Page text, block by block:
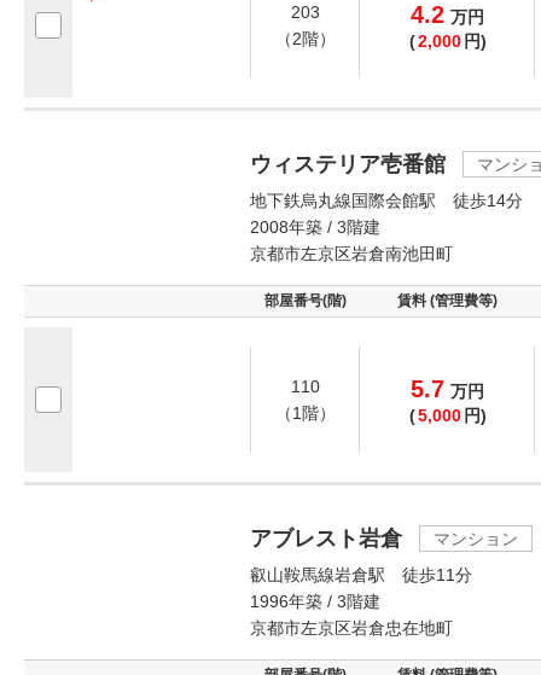
203
（2階）
4.2 万円
(2,000 円)
ウィステリア壱番館
マンシ
地下鉄烏丸線国際会館駅 徒歩14分
2008年築 / 3階建
京都市左京区岩倉南池田町
部屋番号(階) 賃料 (管理費等)
110
（1階）
5.7 万円
(5,000 円)
アブレスト岩倉
マンション
叡山鞍馬線岩倉駅 徒歩11分
1996年築 / 3階建
京都市左京区岩倉忠在地町